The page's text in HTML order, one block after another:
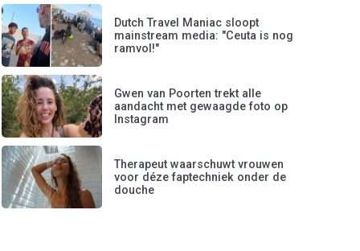
Dutch Travel Maniac sloopt
mainstream media: "Ceuta is nog
ramvol!"
Gwen van Poorten trekt alle
aandacht met gewaagde foto op
Instagram
Therapeut waarschuwt vrouwen
voor déze faptechniek onder de
douche